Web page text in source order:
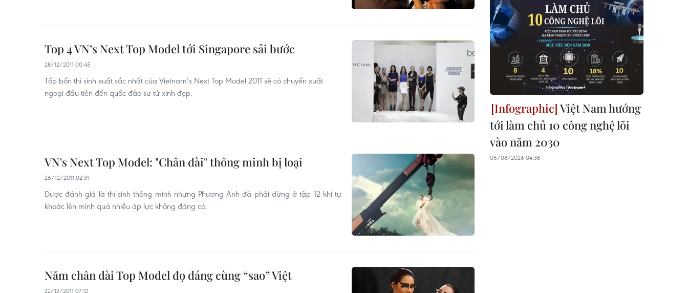
Top 4 VN’s Next Top Model tới Singapore sải bước
28/12/2011 00:45
Tốp bốn thí sinh xuất sắc nhất của Vietnam’s Next Top Model 2011 sẽ có chuyến xuất
ngoại đầu tiên đến quốc đảo sư tử xinh đẹp.
VN's Next Top Model: "Chân dài" thông minh bị loại
26/12/2011 02:31
Được đánh giá là thí sinh thông minh nhưng Phương Anh đã phải dừng ở tập 12 khi tự
khoác lên mình quá nhiều áp lực không đáng có.
Năm chân dài Top Model đọ dáng cùng “sao” Việt
22/12/2011 07:12
Việt Nam hướng
tới làm chủ 10 công nghệ lõi
vào năm 2030
06/08/2026 04:38